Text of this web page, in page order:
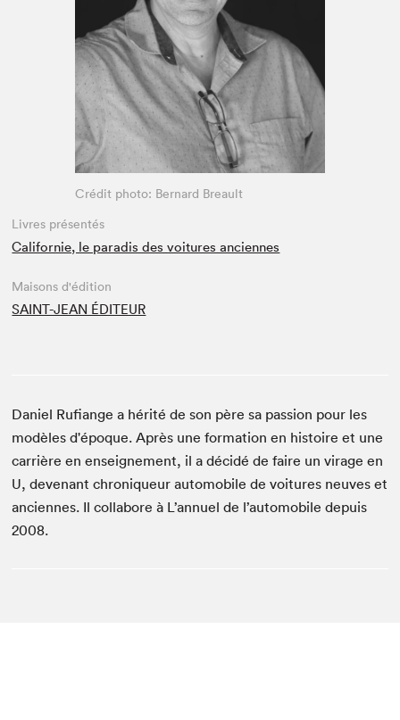
Espace médias
Crédit photo: Bernard Breault
Livres présentés
Californie, le paradis des voitures anciennes
Maisons d'édition
SAINT-JEAN ÉDITEUR
Daniel Rufiange a hérité de son père sa passion pour les
modèles d'époque. Après une formation en histoire et une
carrière en enseignement, il a décidé de faire un virage en
U, devenant chroniqueur automobile de voitures neuves et
anciennes. Il collabore à L’annuel de l’automobile depuis
2008.